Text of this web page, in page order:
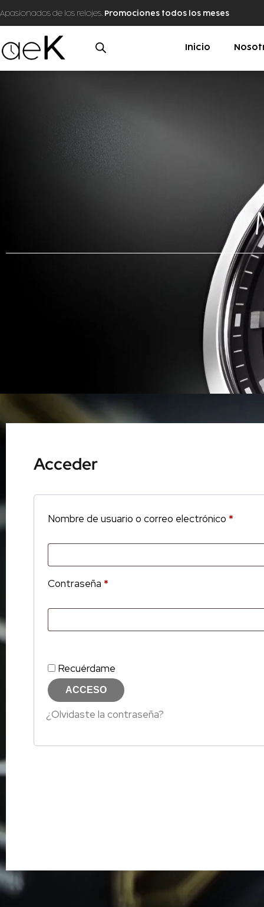
Apasionados de los relojes. Promociones todos los meses
Inicio
Acceder
Nombre de usuario o correo electrónico *
Contraseña *
Recuérdame
ACCESO
¿Olvidaste la contraseña?